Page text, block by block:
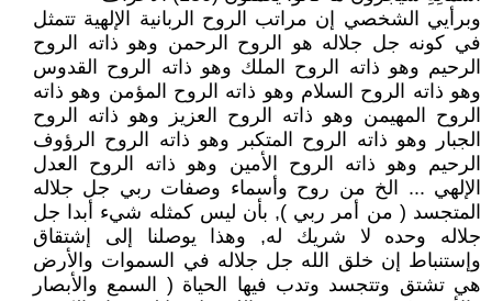
وبرأيي الشخصي إن مراتب الروح الربانية الإلهية تتمثل
في كونه جل جلاله هو الروح الرحمن وهو ذاته الروح
الرحيم وهو ذاته الروح الملك وهو ذاته الروح القدوس
وهو ذاته الروح السلام وهو ذاته الروح المؤمن وهو ذاته
الروح المهيمن وهو ذاته الروح العزيز وهو ذاته الروح
الجبار وهو ذاته الروح المتكبر وهو ذاته الروح الرؤوف
الرحيم وهو ذاته الروح الأمين وهو ذاته الروح العدل
الإلهي ... الخ من روح وأسماء وصفات ربي جل جلاله
المتجسد ( من أمر ربي ), بأن ليس كمثله شيء أبدا جل
جلاله وحده لا شريك له, وهذا يوصلنا إلى إشتقاق
وإستنباط إن خلق الله جل جلاله في السموات والأرض
هي تشتق وتتجسد وتدب فيها الحياة ( السمع والأبصار